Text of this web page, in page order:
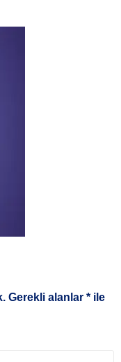
Gerekli alanlar * ile